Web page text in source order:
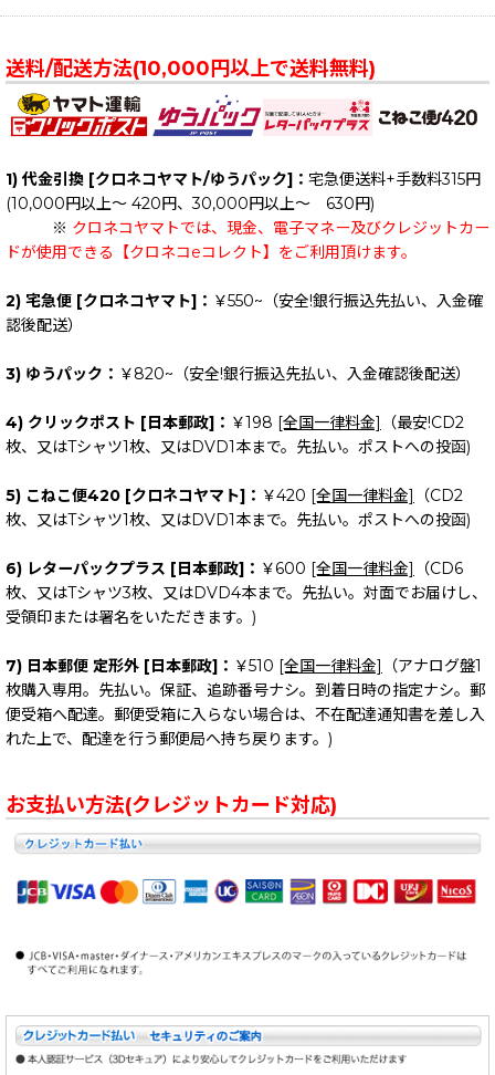
送料/配送方法(10,000円以上で送料無料)
1) 代金引換 [クロネコヤマト/ゆうパック]： 宅急便送料+手数料315円
(10,000円以上～ 420円、30,000円以上～ 630円)
※ クロネコヤマトでは、現金、電子マネー及びクレジットカー
ドが使用できる【クロネコeコレクト】をご利用頂けます。
2) 宅急便 [クロネコヤマト]： ￥550~（安全!銀行振込先払い、入金確
認後配送）
3) ゆうパック： ￥820~（安全!銀行振込先払い、入金確認後配送）
4) クリックポスト [日本郵政]： ￥198 [全国一律料金]
（最安!CD2
枚、又はTシャツ1枚、又はDVD1本まで。先払い。ポストへの投函)
5) こねこ便420 [クロネコヤマト]： ￥420 [全国一律料金]
（CD2
枚、又はTシャツ1枚、又はDVD1本まで。先払い。ポストへの投函)
6) レターパックプラス [日本郵政]： ￥600 [全国一律料金]
（CD6
枚、又はTシャツ3枚、又はDVD4本まで。先払い。対面でお届けし、
受領印または署名をいただきます。)
7) 日本郵便 定形外 [日本郵政]： ￥510 [全国一律料金]
（アナログ盤1
枚購入専用。先払い。保証、追跡番号ナシ。到着日時の指定ナシ。郵
便受箱へ配達。郵便受箱に入らない場合は、不在配達通知書を差し入
れた上で、配達を行う郵便局へ持ち戻ります。)
お支払い方法(クレジットカード対応)